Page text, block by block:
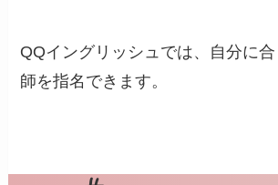
QQイングリッシュでは、自分に
師を指名できます。